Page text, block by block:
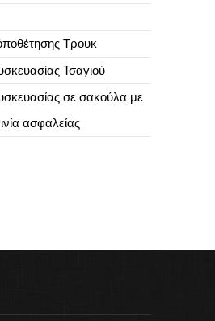
Τρουκ
Τσαγιού
σε σακούλα με
ασφαλείας